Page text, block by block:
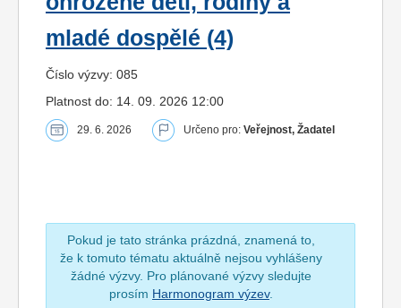
mladé dospělé (4)
Číslo výzvy: 085
Platnost do: 14. 09. 2026 12:00
29. 6. 2026 Určeno pro: Veřejnost, Žadatel
Pokud je tato stránka prázdná, znamená to,
že k tomuto tématu aktuálně nejsou vyhlášeny
žádné výzvy. Pro plánované výzvy sledujte
prosím Harmonogram výzev.